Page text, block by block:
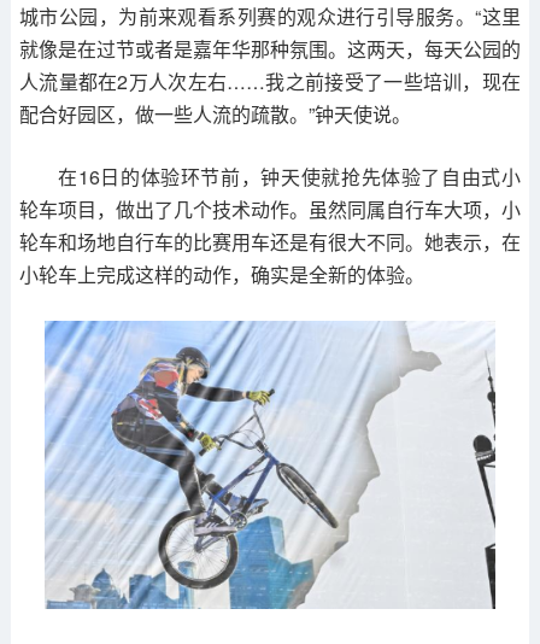
城市公园，为前来观看系列赛的观众进行引导服务。“这里
就像是在过节或者是嘉年华那种氛围。这两天，每天公园的
人流量都在2万人次左右……我之前接受了一些培训，现在
配合好园区，做一些人流的疏散。”钟天使说。
在16日的体验环节前，钟天使就抢先体验了自由式小
轮车项目，做出了几个技术动作。虽然同属自行车大项，小
轮车和场地自行车的比赛用车还是有很大不同。她表示，在
小轮车上完成这样的动作，确实是全新的体验。